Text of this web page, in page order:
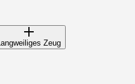
Langweiliges Zeug